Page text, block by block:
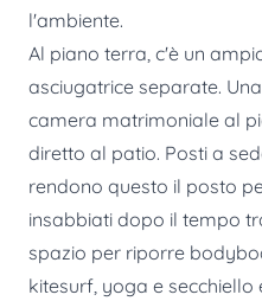
l'ambiente.
Al piano terra, c'è un
asciugatrice separate.
camera matrimoniale al
diretto al patio. Posti a
rendono questo il posto
insabbiati dopo il tempo
spazio per riporre
kitesurf, yoga e secchiello